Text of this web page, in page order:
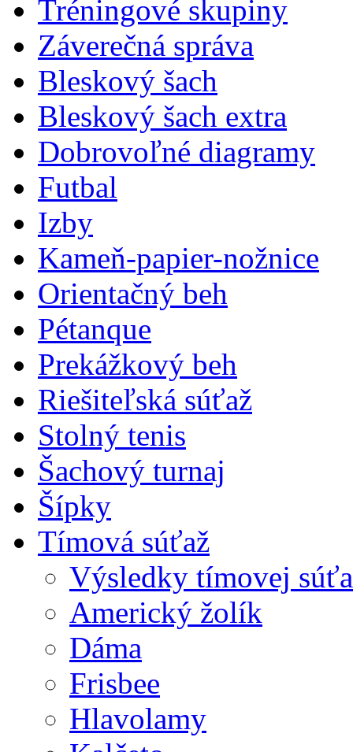
Tréningové skupiny
Záverečná správa
Bleskový šach
Bleskový šach extra
Dobrovoľné diagramy
Futbal
Izby
Kameň-papier-nožnice
Orientačný beh
Pétanque
Prekážkový beh
Riešiteľská súťaž
Stolný tenis
Šachový turnaj
Šípky
Tímová súťaž
Výsledky tímovej
Americký žolík
Dáma
Frisbee
Hlavolamy